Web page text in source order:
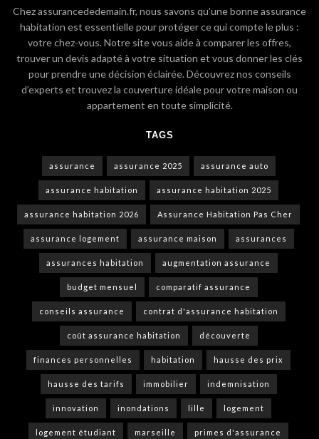
Chez assurancededemain.fr, nous savons qu’une bonne assurance
habitation est essentielle pour protéger ce qui compte le plus :
votre chez-vous. Notre site vous aide à comparer les offres,
trouver un devis adapté à votre situation et vous donner les clés
pour prendre une décision éclairée. Découvrez nos conseils
d’experts et trouvez la couverture idéale pour votre maison ou
appartement en toute simplicité.
TAGS
assurance assurance 2025 assurance auto
assurance habitation assurance habitation 2025
assurance habitation 2026 Assurance Habitation Pas Cher
assurance logement assurance maison assurances
assurances habitation augmentation assurance
budget mensuel comparatif assurance
conseils assurance contrat d'assurance habitation
coût assurance habitation découverte
finances personnelles habitation hausse des prix
hausse des tarifs immobilier indemnisation
innovation inondations lille logement
logement étudiant marseille primes d'assurance